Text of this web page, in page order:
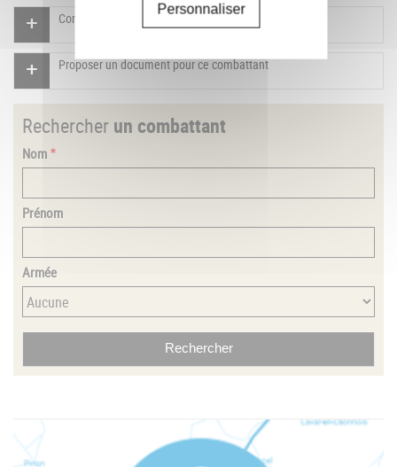
Compléter la fiche pour ce combattant
Proposer un document pour ce combattant
Rechercher un combattant
Nom
Prénom
Armée
Personnaliser